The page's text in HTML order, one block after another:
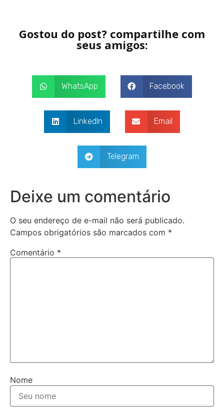
Gostou do post? compartilhe com
seus amigos:
WhatsApp Facebook
LinkedIn Email
Telegram
Deixe um comentário
O seu endereço de e-mail não será publicado.
Campos obrigatórios são marcados com *
Comentário *
Nome